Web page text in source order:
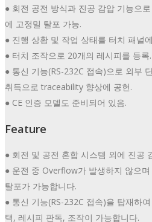
● 회전 공전 방식과 진공 감압 기능으
에 고정밀 탈포 가능.
● 진행 상황 및 작업 상태를 터치 패널
● 터치 조작으로 20개의 레시피를 등록.
● 통신 기능(RS-232C 접속)으로 외부
취득으로 traceability 향상에 공헌.
● CE 인증 모델도 준비되어 있음.
Feature
● 회전 및 공전 혼합 시스템 외에 진공
● 운전 중 Overflow가 발생하지 않으
탈포가 가능합니다.
● 통신 기능(RS-232C 접속)을 탑재하
택, 레시피 판독, 조작이 가능합니다.